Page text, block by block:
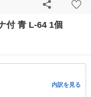
付 青 L-64 1個
内訳を見る